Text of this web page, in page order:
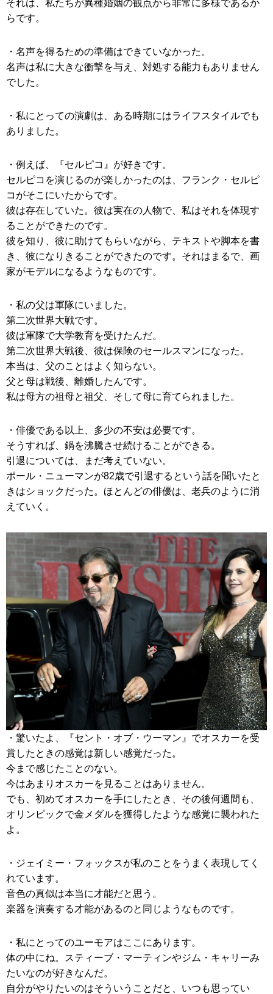
それは、私たちが異種婚姻の観点から非常に多様であるか
らです。
・名声を得るための準備はできていなかった。
名声は私に大きな衝撃を与え、対処する能力もありません
でした。
・私にとっての演劇は、ある時期にはライフスタイルでも
ありました。
・例えば、『セルピコ』が好きです。
セルピコを演じるのが楽しかったのは、フランク・セルピ
コがそこにいたからです。
彼は存在していた。彼は実在の人物で、私はそれを体現す
ることができたのです。
彼を知り、彼に助けてもらいながら、テキストや脚本を書
き、彼になりきることができたのです。それはまるで、画
家がモデルになるようなものです。
・私の父は軍隊にいました。
第二次世界大戦です。
彼は軍隊で大学教育を受けたんだ。
第二次世界大戦後、彼は保険のセールスマンになった。
本当は、父のことはよく知らない。
父と母は戦後、離婚したんです。
私は母方の祖母と祖父、そして母に育てられました。
・俳優である以上、多少の不安は必要です。
そうすれば、鍋を沸騰させ続けることができる。
引退については、まだ考えていない。
ポール・ニューマンが82歳で引退するという話を聞いたと
きはショックだった。ほとんどの俳優は、老兵のように消
えていく。
・驚いたよ、『セント・オブ・ウーマン』でオスカーを受
賞したときの感覚は新しい感覚だった。
今まで感じたことのない。
今はあまりオスカーを見ることはありません。
でも、初めてオスカーを手にしたとき、その後何週間も、
オリンピックで金メダルを獲得したような感覚に襲われた
よ。
・ジェイミー・フォックスが私のことをうまく表現してく
れています。
音色の真似は本当に才能だと思う。
楽器を演奏する才能があるのと同じようなものです。
・私にとってのユーモアはここにあります。
体の中にね。スティーブ・マーティンやジム・キャリーみ
たいなのが好きなんだ。
自分がやりたいのはそういうことだと、いつも思ってい